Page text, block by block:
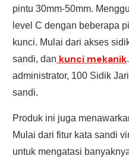
pintu 30mm-50mm.
level C dengan beberapa
kunci. Mulai dari akses
sandi, dan kunci mekanik
administrator, 100 Sidik
sandi.
Produk ini juga
Mulai dari fitur kata sandi
untuk mengatasi